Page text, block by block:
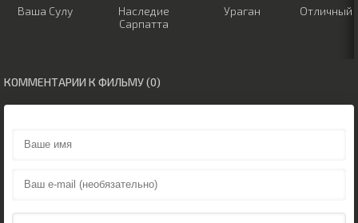
Ваша Сулу
Наследие
Сарпатта
Ураган Отличный
КОММЕНТАРИИ К ФИЛЬМУ (0)